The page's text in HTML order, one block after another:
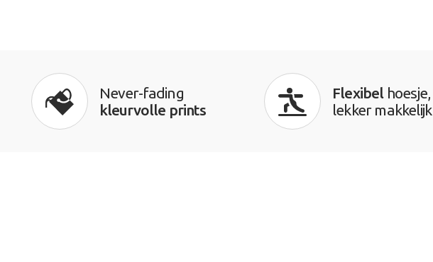
Never-fading
kleurvolle prints
Flexibelhoesje,
lekker makkelijk